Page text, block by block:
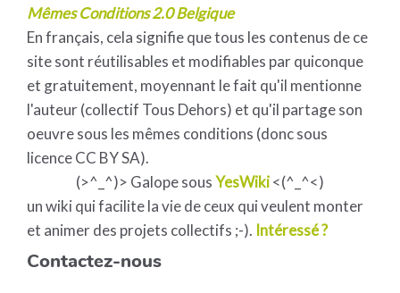
Mêmes Conditions 2.0 Belgique
En français, cela signifie que tous les contenus de ce
site sont réutilisables et modifiables par quiconque
et gratuitement, moyennant le fait qu'il mentionne
l'auteur (collectif Tous Dehors) et qu'il partage son
oeuvre sous les mêmes conditions (donc sous
licence CC BY SA).
(>^_^)> Galope sousYesWiki<(^_^<)
un wiki qui facilite la vie de ceux qui veulent monter
et animer des projets collectifs ;-). Intéressé ?
Contactez-nous